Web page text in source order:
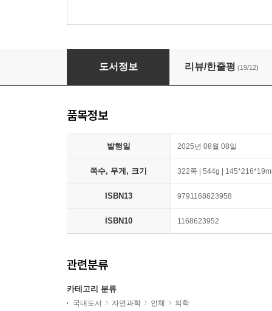
진짜 외과 의사가 알려주는 깜짝 놀랄 수술실의
도서정보 리뷰/한줄평 (19/12)
품목정보
발행일 2025년 08월 08일
쪽수, 무게, 크기 322쪽 | 544g |
ISBN13 9791168623958
ISBN10 1168623952
관련분류
카테고리 분류
국내도서 자연과학 인체
의학